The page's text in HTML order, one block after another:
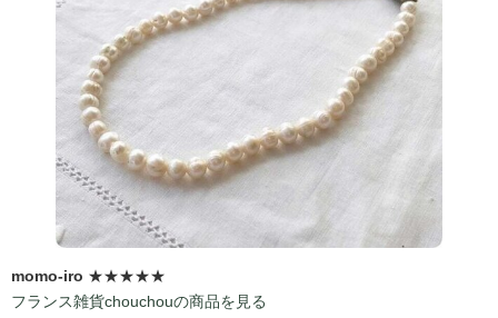
momo-iro ★★★★★
フランス雑貨chouchouの商品を見る